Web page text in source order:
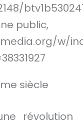
public,
w/
siècle
révolution